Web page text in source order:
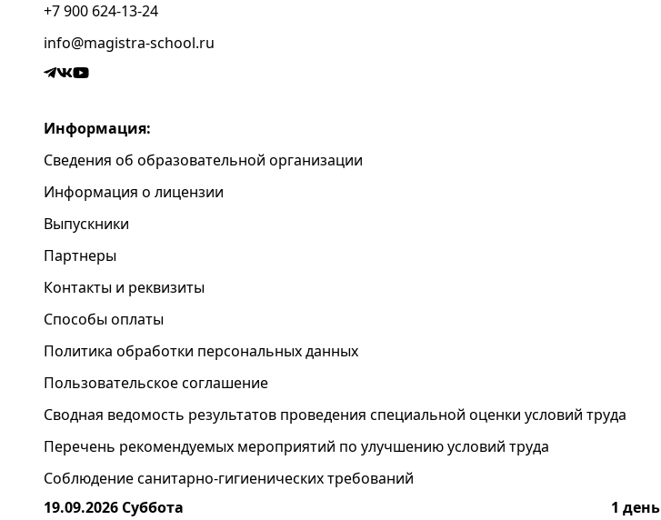
19.09.2026 Суббота 1 день
+7 900 624-13-24
info@magistra-school.ru
Информация:
Сведения об образовательной организации
Информация о лицензии
Выпускники
Партнеры
Контакты и реквизиты
Способы оплаты
Политика обработки персональных данных
Пользовательское соглашение
Cводная ведомость результатов проведения специальной оценки условий труда
Перечень рекомендуемых мероприятий по улучшению условий труда
Соблюдение санитарно-гигиенических требований